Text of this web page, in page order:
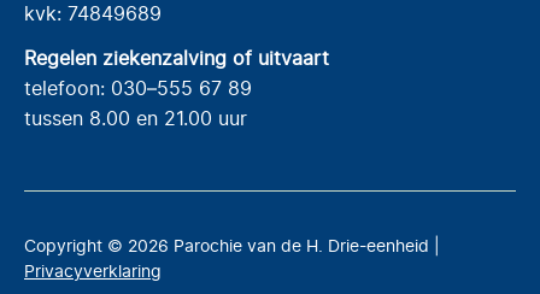
kvk: 74849689
Regelen ziekenzalving of uitvaart
telefoon: 030–555 67 89
tussen 8.00 en 21.00 uur
Copyright © 2026 Parochie van de H. Drie-eenheid |
Privacyverklaring